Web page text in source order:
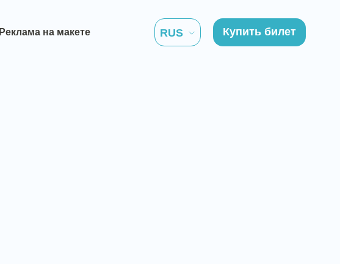
Реклама на макете RUS Купить билет